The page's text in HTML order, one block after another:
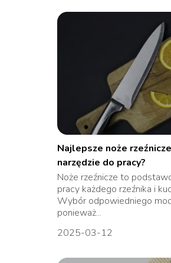
Najlepsze noże
narzędzie do pracy?
Noże rzeźnicze to
pracy każdego rzeźnika i
Wybór odpowiedniego
ponieważ...
2025-03-12